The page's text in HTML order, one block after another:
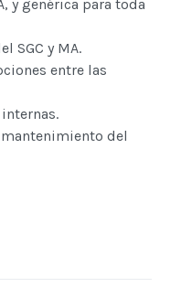
y genérica para toda
SGC y MA.
entre las
del
APOYO TÉCNICO